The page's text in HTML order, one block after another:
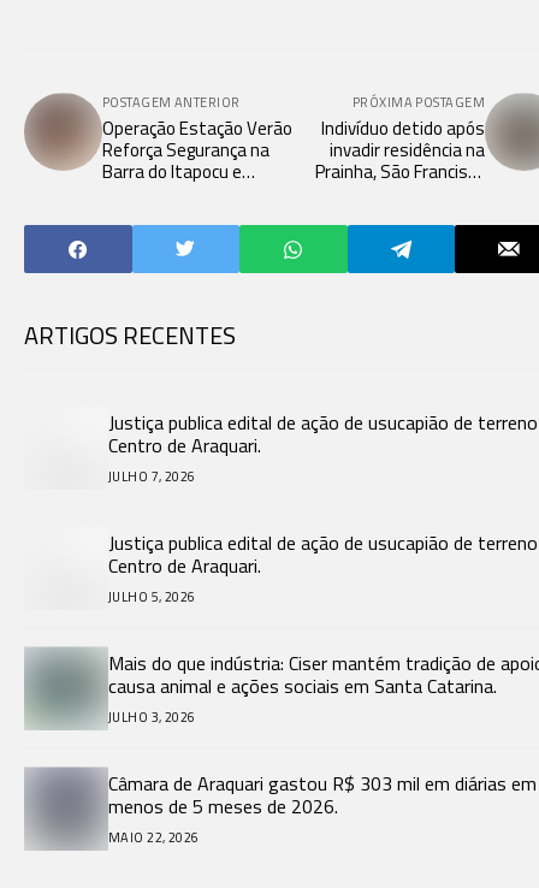
POSTAGEM ANTERIOR
Operação Estação Verão
Reforça Segurança na
Barra do Itapocu e
Araquari.
PRÓXIMA POSTAGEM
Indivíduo detido após
invadir residência na
Prainha, São Francisco
ARTIGOS RECENTES
Justiça publica edital de ação de usucapião de
Centro de Araquari.
JULHO 7, 2026
Justiça publica edital de ação de usucapião de
Centro de Araquari.
JULHO 5, 2026
Mais do que indústria: Ciser mantém tradição de
causa animal e ações sociais em Santa Catarina.
JULHO 3, 2026
Câmara de Araquari gastou R$ 303 mil em diárias em
menos de 5 meses de 2026.
MAIO 22, 2026